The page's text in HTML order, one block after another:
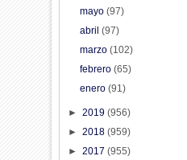
mayo (97)
abril (97)
marzo (102)
febrero (65)
enero (91)
►2019(956)
►2018(959)
►2017(955)